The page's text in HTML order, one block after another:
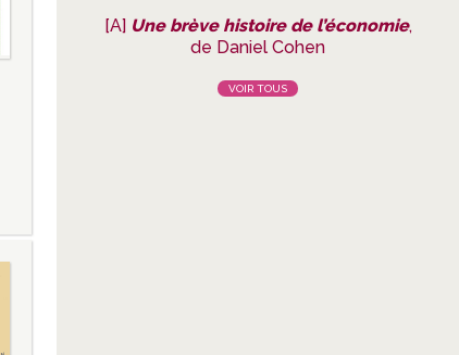
[A] Une brève histoire de l’économie,
de Daniel Cohen
VOIR TOUS